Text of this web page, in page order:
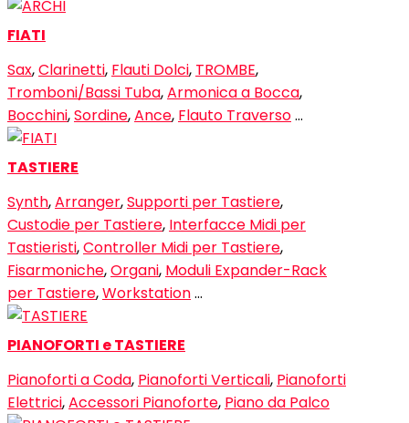
FIATI
Sax,Clarinetti, Flauti Dolci, TROMBE,
Tromboni/Bassi Tuba,Armonica a Bocca,
Bocchini,Sordine,Ance, Flauto Traverso…
TASTIERE
Synth,Arranger,Supporti per Tastiere,
Custodie per Tastiere, Interfacce Midi per
Tastieristi,Controller Midi per Tastiere,
Fisarmoniche,Organi, Moduli Expander-Rack
per Tastiere,Workstation…
PIANOFORTI e TASTIERE
Pianoforti a Coda, Pianoforti Verticali, Pianoforti
Elettrici,Accessori Pianoforte, Piano da Palco